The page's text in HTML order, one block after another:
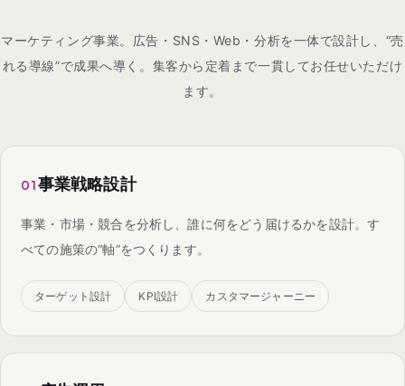
マーケティング事業。広告・SNS・Web・分析を一体で設計し、“売
れる導線”で成果へ導く。集客から定着まで一貫してお任せいただけ
ます。
01事業戦略設計
事業・市場・競合を分析し、誰に何をどう届けるかを設計。す
べての施策の“軸”をつくります。
ターゲット設計 KPI設計 カスタマージャーニー